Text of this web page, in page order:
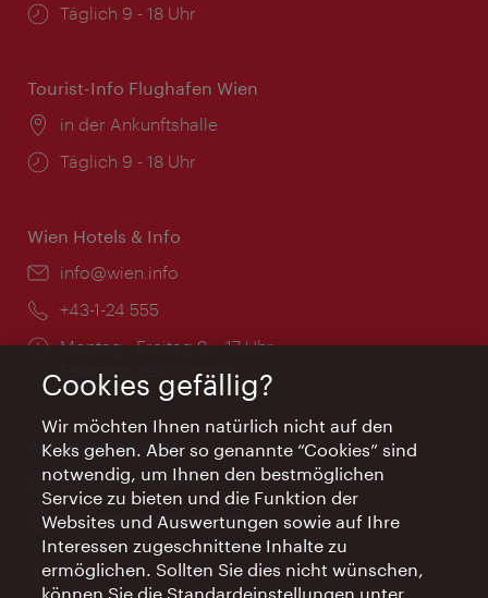
Öffnungszeiten:
Täglich 9 - 18 Uhr
Tourist-Info Flughafen Wien
Ort:
in der Ankunftshalle
Öffnungszeiten:
Täglich 9 - 18 Uhr
Wien Hotels & Info
Email:
info@wien.info
Telefon:
+43-1-24 555
Öffnungszeiten:
Montag - Freitag 9 – 17 Uhr
Feiertags geschlossen
AI Concierge Wien
Ort:
concierge.wien.info
Öffnungszeiten:
Informationen rund um die Uhr
Cookies gefällig?
Wir möchten Ihnen natürlich nicht auf den
Keks gehen. Aber so genannte “Cookies” sind
notwendig, um Ihnen den bestmöglichen
Service zu bieten und die Funktion der
Websites und Auswertungen sowie auf Ihre
Interessen zugeschnittene Inhalte zu
ermöglichen. Sollten Sie dies nicht wünschen,
können Sie die Standardeinstellungen unter